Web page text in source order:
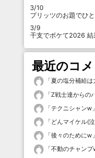
3/10
プリッツのお題でひ
3/9
干支でボケて2026 結
最近のコメ
「夏の塩分補給は
「Z戦士達からの
「テクニシャンw 」
「 どんマイケル(
「後々のためにw 」
「不動のチャンプ